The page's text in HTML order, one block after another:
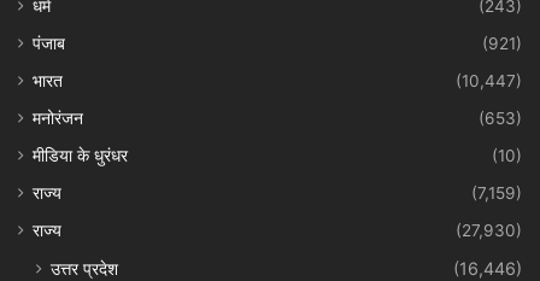
धर्म
(243)
पंजाब
(921)
भारत
(10,447)
मनोरंजन
(653)
मीडिया के धुरंधर
(10)
राज्य
(7,159)
राज्य
(27,930)
उत्तर प्रदेश
(16,446)